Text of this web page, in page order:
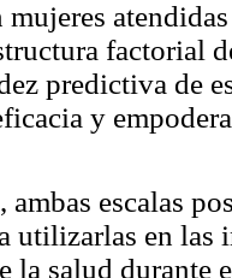
mujeres
factorial
predictiva de
y
escalas
utilizarlas en las
la salud durante